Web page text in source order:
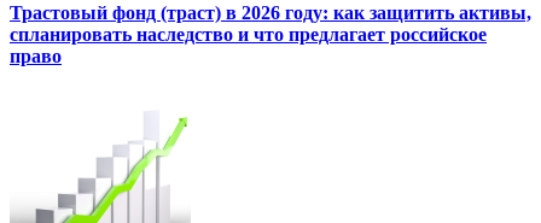
Трастовый фонд (траст) в 2026 году: как защитить активы,
спланировать наследство и что предлагает российское
право